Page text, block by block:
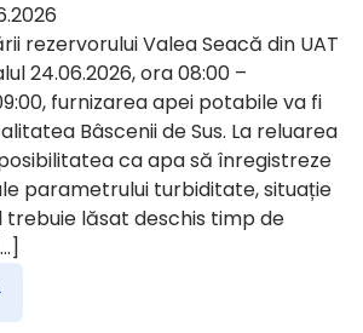
rezervorului Valea Seacă din UAT
24.06.2026, ora 08:00 –
furnizarea apei potabile va fi
Bâscenii de Sus. La reluarea
ca apa să înregistreze
parametrului turbiditate, situație
lăsat deschis timp de